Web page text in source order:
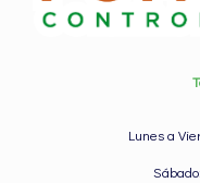
Lunes a